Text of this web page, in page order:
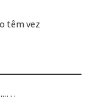
têm vez